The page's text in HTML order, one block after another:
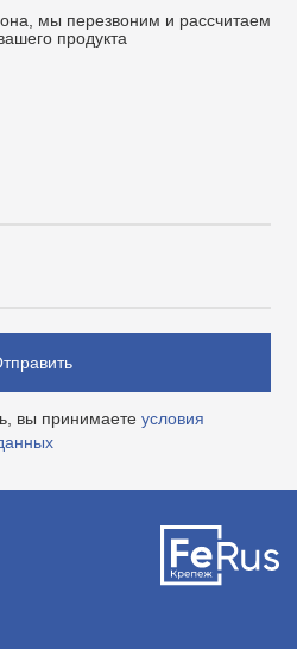
мы перезвоним и рассчитаем
продукта
вы принимаете условия